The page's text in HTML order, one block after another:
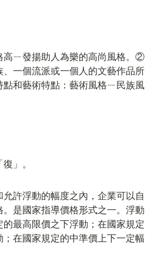
ㄧ發揚助人為樂的高尚風格。②
一個流派或一個人的文藝作品所
和藝術特點：藝術風格ㄧ民族風
」。
許浮動的幅度之內，企業可以自
是國家指導價格形式之一。浮動
最高限價之下浮動；在國家規定
在國家規定的中準價上下一定幅